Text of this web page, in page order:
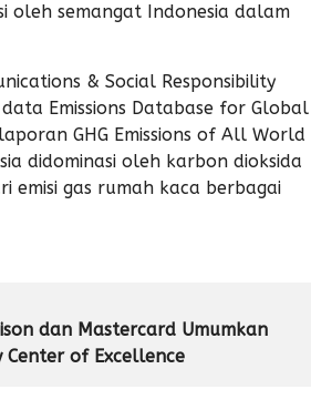
oleh semangat Indonesia dalam
& Social Responsibility
Emissions Database for Global
GHG Emissions of All World
didominasi oleh karbon dioksida
emisi gas rumah kaca berbagai
dan Mastercard Umumkan
Center of Excellence